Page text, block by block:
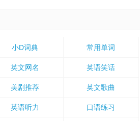
小D词典 常用单词
英文网名 英语笑话
美剧推荐 英文歌曲
英语听力 口语练习